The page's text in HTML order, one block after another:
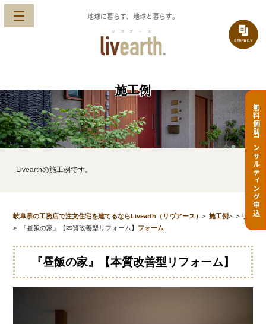
地球に暮らす、地球と暮らす。
無料個別コンサルティング申込
施工例
Livearthの施工例です。
岐阜県の工務店で注文住宅を建てるならLivearth（リヴアース）> 施工例> > リ
フォーム
> 『昼飯の家』【本質改善型リフォーム】
『昼飯の家』【本質改善型リフォーム】